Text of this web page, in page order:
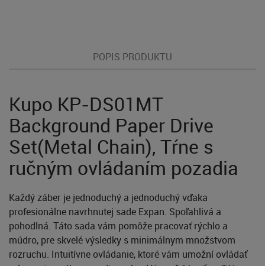
POPIS PRODUKTU
Kupo KP-DS01MT
Background Paper Drive
Set(Metal Chain), Tŕne s
ručným ovládaním pozadia
Každý záber je jednoduchý a jednoduchý vďaka
profesionálne navrhnutej sade Expan. Spoľahlivá a
pohodlná. Táto sada vám pomôže pracovať rýchlo a
múdro, pre skvelé výsledky s minimálnym množstvom
rozruchu. Intuitívne ovládanie, ktoré vám umožní ovládať